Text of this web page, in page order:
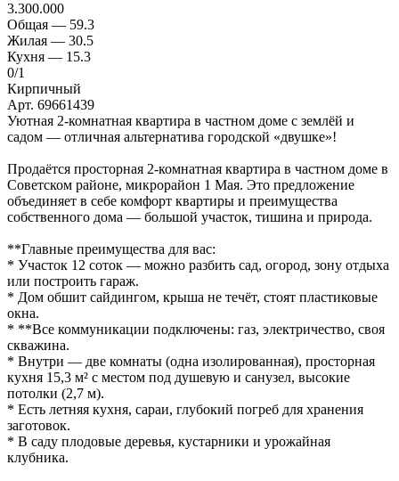
3.300.000
Общая — 59.3
Жилая — 30.5
Кухня — 15.3
0/1
Кирпичный
Арт. 69661439
Уютная 2-комнатная квартира в частном доме с землёй и
садом — отличная альтернатива городской «двушке»!
Продаётся просторная 2-комнатная квартира в частном доме в
Советском районе, микрорайон 1 Мая. Это предложение
объединяет в себе комфорт квартиры и преимущества
собственного дома — большой участок, тишина и природа.
**Главные преимущества для вас:
* Участок 12 соток — можно разбить сад, огород, зону отдыха
или построить гараж.
* Дом обшит сайдингом, крыша не течёт, стоят пластиковые
окна.
* **Все коммуникации подключены: газ, электричество, своя
скважина.
* Внутри — две комнаты (одна изолированная), просторная
кухня 15,3 м² с местом под душевую и санузел, высокие
потолки (2,7 м).
* Есть летняя кухня, сараи, глубокий погреб для хранения
заготовок.
* В саду плодовые деревья, кустарники и урожайная
клубника.